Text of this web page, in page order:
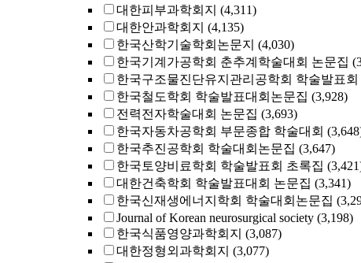
대한피부과학회지 (4,311)
대한안과학회지 (4,135)
한국산학기술학회논문지 (4,030)
한국기계가공학회 춘추계학술대회 논문집
한국구조물진단유지관리공학회 학술발표회
한국철도학회 학술발표대회논문집 (3,928)
전력전자학술대회 논문집 (3,693)
한국자동차공학회 부문종합 학술대회
한국추진공학회 학술대회논문집 (3,647)
한국토양비료학회 학술발표회 초록집
대한건축학회 학술발표대회 논문집 (3,341)
한국신재생에너지학회 학술대회논문집
Journal of Korean neurosurgical society (3,198)
한국식품영양과학회지 (3,087)
대한정형외과학회지 (3,077)